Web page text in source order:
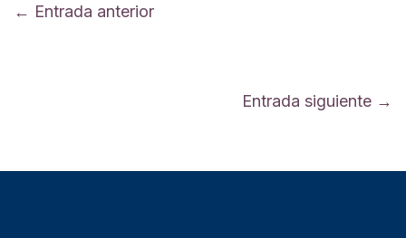
← Entrada anterior
Entrada siguiente →